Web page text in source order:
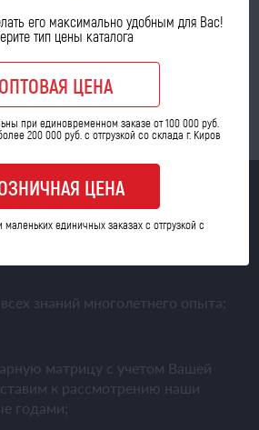
(правила выкладки товара);
менеджер, который будет
во всех вопросах с самого начала.
магазин;
знаний многолетнего опыта;
матрицу с учетом Вашей
к рассмотрению наши
годами;
его максимально удобным для Вас!
тип цены каталога
ОПТОВАЯ ЦЕНА
при единовременном заказе от 100 000 руб.
200 000 руб. с отгрузкой со склада г. Киров
ЦЕНА
единичных заказах с отгрузкой с